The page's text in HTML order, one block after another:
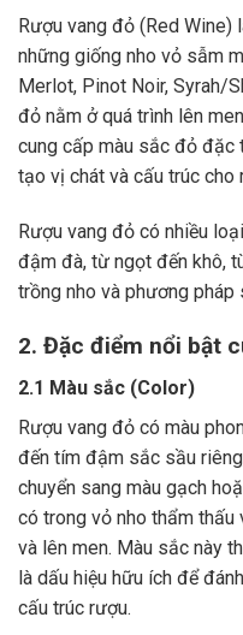
Rượu vang đỏ (Red
những giống nho vỏ sẫm
Merlot, Pinot Noir, Syrah/
đỏ nằm ở quá trình lên
cung cấp màu sắc đỏ đặc
tạo vị chát và cấu trúc cho
Rượu vang đỏ có nhiều
đậm đà, từ ngọt đến khô,
trồng nho và phương pháp
2. Đặc điểm nổi bật
2.1 Màu sắc (Color)
Rượu vang đỏ có màu
đến tím đậm sắc sầu
chuyển sang màu gạch
có trong vỏ nho thẩm thấu
và lên men. Màu sắc này
là dấu hiệu hữu ích để
cấu trúc rượu.